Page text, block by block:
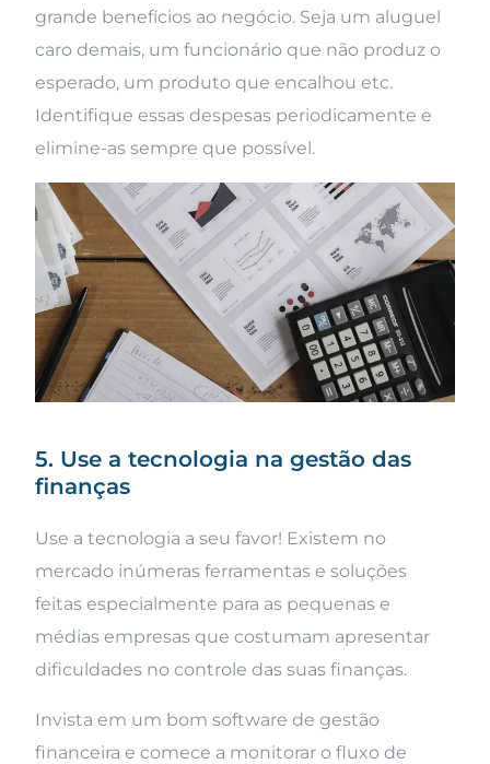
grande benefícios ao negócio. Seja um aluguel
caro demais, um funcionário que não produz o
esperado, um produto que encalhou etc.
Identifique essas despesas periodicamente e
elimine-as sempre que possível.
5. Use a tecnologia na gestão das
finanças
Use a tecnologia a seu favor! Existem no
mercado inúmeras ferramentas e soluções
feitas especialmente para as pequenas e
médias empresas que costumam apresentar
dificuldades no controle das suas finanças.
Invista em um bom software de gestão
financeira e comece a monitorar o fluxo de